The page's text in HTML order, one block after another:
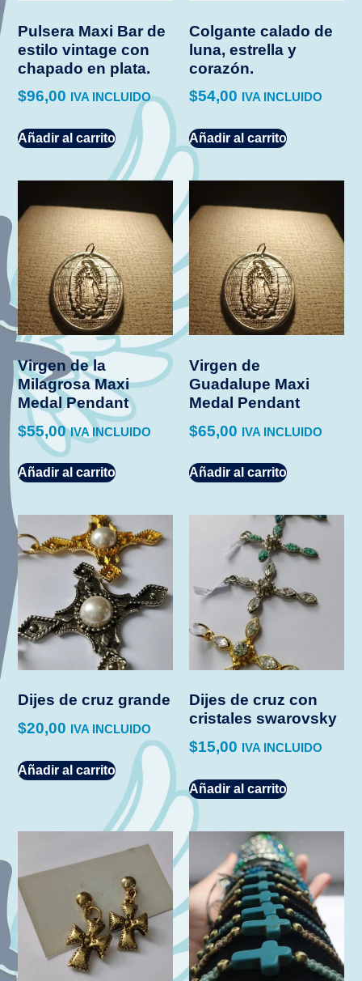
Pulsera Maxi Bar de
estilo vintage con
chapado en plata.
$96,00 IVA INCLUIDO
Añadir al carrito
Colgante calado de
luna, estrella y
corazón.
$54,00 IVA INCLUIDO
Añadir al carrito
Virgen de la
Milagrosa Maxi
Medal Pendant
$55,00 IVA INCLUIDO
Añadir al carrito
Virgen de
Guadalupe Maxi
Medal Pendant
$65,00 IVA INCLUIDO
Añadir al carrito
Dijes de cruz grande
$20,00 IVA INCLUIDO
Añadir al carrito
Dijes de cruz con
cristales swarovsky
$15,00 IVA INCLUIDO
Añadir al carrito